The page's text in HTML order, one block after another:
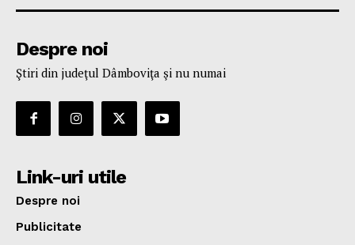
Despre noi
Ştiri din judeţul Dâmboviţa şi nu numai
Link-uri utile
Despre noi
Publicitate